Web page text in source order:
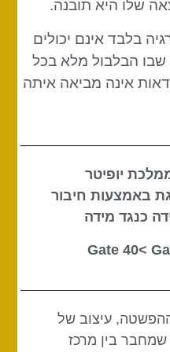
שלו היא תובנה.
בלבד אינם יכולים
הבלבול מלא בכל
אינה מביאה איתה
יופיטר
באמצעות חיבור
כנגד מידה
עיצוב של
שמחבר בין מרכז